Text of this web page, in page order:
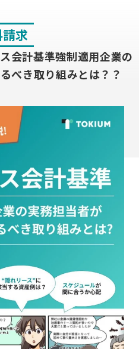
求
会計基準強制適用企業の
べき取り組みとは？ ？